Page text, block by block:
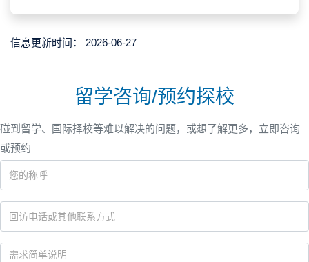
信息更新时间： 2026-06-27
留学咨询/预约探校
碰到留学、国际择校等难以解决的问题，或想了解更多，立即咨询
或预约